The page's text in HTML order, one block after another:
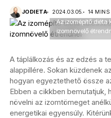
JODIETA 2024.03.05. 14 MINS
Az izomépítő diéta
izomnövelő
A táplálkozás és az edzés a
alappillére. Sokan küzdenek
hogyan egyeztethető össze
Ebben a cikkben bemutatjuk,
növelni az izomtömeget
energetikai egyensúly.